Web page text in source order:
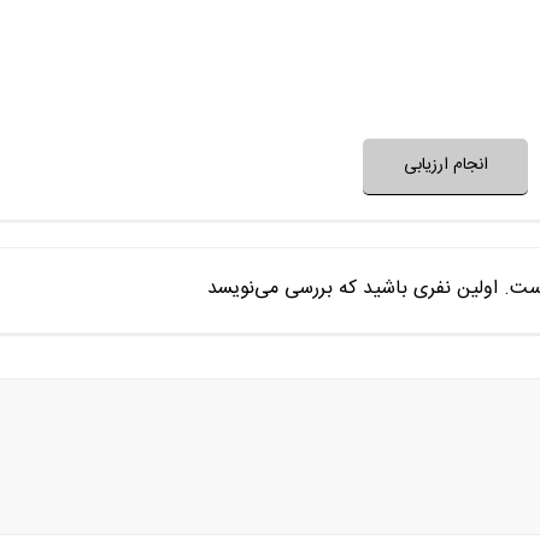
انجام ارزیابی
اولین نفری باشید که بررسی می‌نویسد